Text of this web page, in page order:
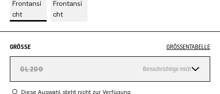
GRÖSSE GRÖSSENTABELLE
GL200 Benachrichtige mich
Diese Auswahl steht nicht zur Verfügung